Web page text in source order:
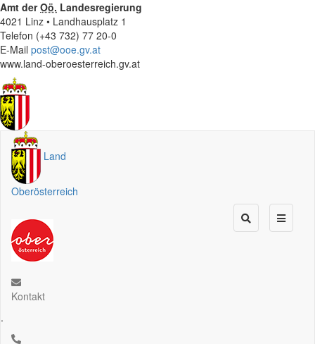
Amt derOö. Landesregierung
4021 Linz • Landhausplatz 1
Telefon (+43 732) 77 20-0
E-Mail post@ooe.gv.at
www.land-oberoesterreich.gv.at
Land
Oberösterreich
Kontakt
.